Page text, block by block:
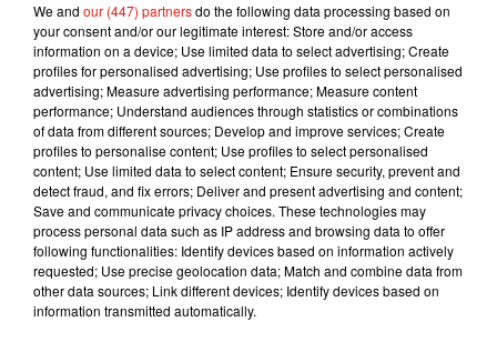
7 août 2026
Angèle et Amélie Lens dévoilent leur
collaboration tant attendue
6 août 2026
Il y a 10 ans, DJ Snake changeait de
dimension avec son premier...
We and our (447) partnersdo the following data processing based on
your consent and/or our legitimate interest: Store and/or access
information on a device; Use limited data to select advertising; Create
profiles for personalised advertising; Use profiles to select personalised
advertising; Measure advertising performance; Measure content
performance; Understand audiences through statistics or combinations
of data from different sources; Develop and improve services; Create
profiles to personalise content; Use profiles to select personalised
content; Use limited data to select content; Ensure security, prevent and
detect fraud, and fix errors; Deliver and present advertising and content;
Save and communicate privacy choices. These technologies may
process personal data such as IP address and browsing data to offer
following functionalities: Identify devices based on information actively
requested; Use precise geolocation data; Match and combine data from
other data sources; Link different devices; Identify devices based on
information transmitted automatically.